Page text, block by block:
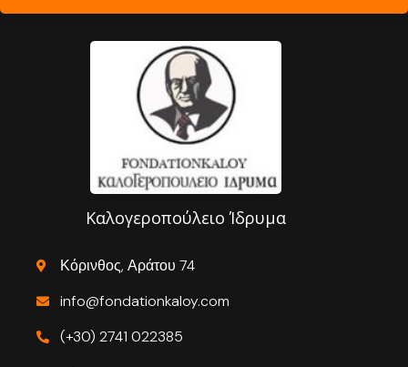
Καλογεροπούλειο Ίδρυμα
Κόρινθος, Αράτου 74
info@fondationkaloy.com
(+30) 2741 022385